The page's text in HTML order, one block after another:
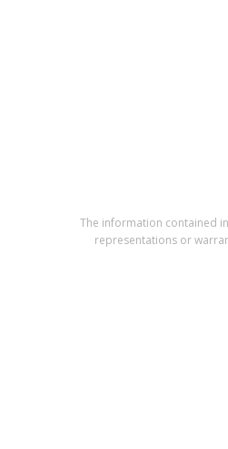
The information contained
representations or